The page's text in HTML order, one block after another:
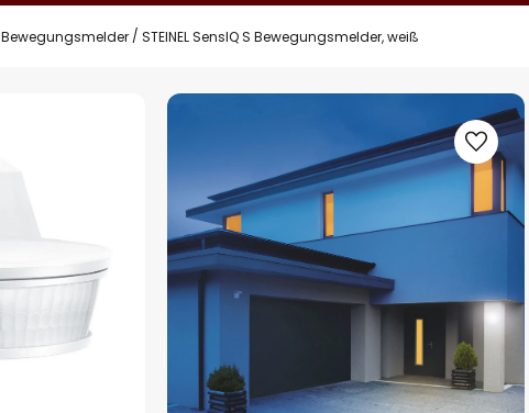
Bewegungsmelder STEINEL SensIQ S Bewegungsmelder, weiß